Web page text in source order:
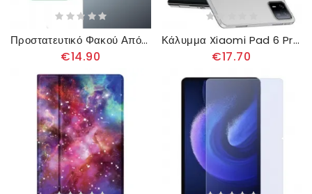
Προστατευτικό Φακού Από Σκληρυμένο Γυαλί Για Xiaomi Pad 6 / 6 Pro
€14.90
Κάλυμμα Xiaomi Pad 6 Pro Διαφανές
€17.70